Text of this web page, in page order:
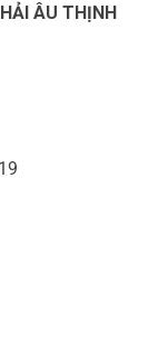
ÂU THỊNH